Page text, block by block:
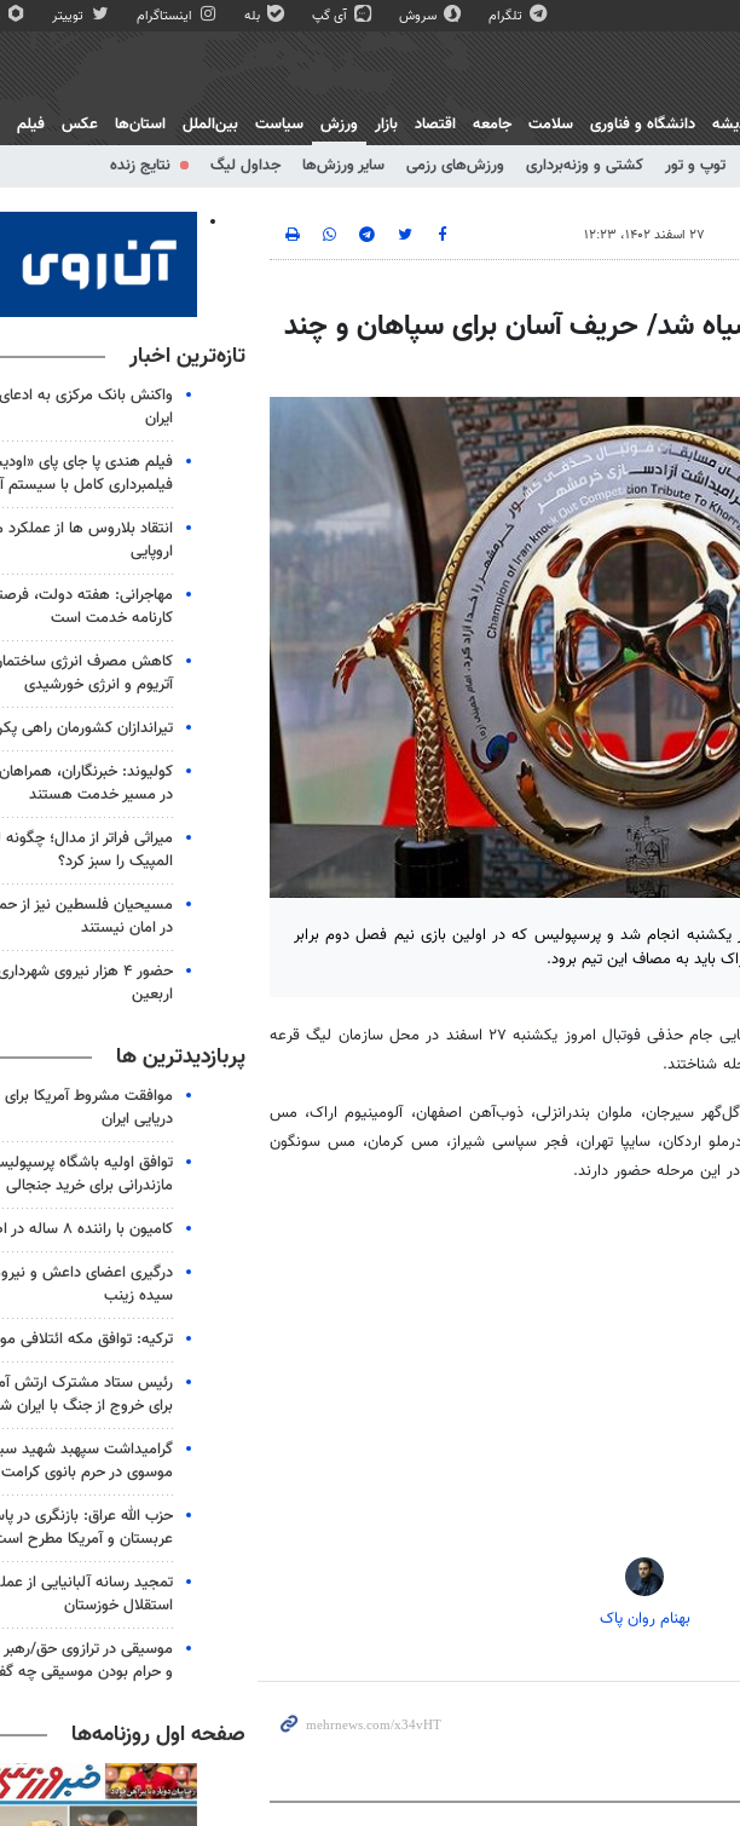
تلگرام سروش آی گپ بله اینستاگرام توییتر
دانشگاه و فناوری سلامت جامعه اقتصاد بازار
ورزش
توپ و تور کشتی و وزنه‌برداری ورزش‌های رزمی سایر ورزش‌ها جداول لیگ نتایج زنده
سیاست بین‌الملل استان‌ها عکس فیلم
۲۷ اسفند ۱۴۰۲، ۱۲:۲۳
شد/ حریف آسان برای سپاهان و چند
انجام شد و پرسپولیس که در اولین بازی نیم فصل دوم برابر
باید به مصاف این تیم برود.
، مرحله یک هشتم نهایی جام حذفی فوتبال امروز یکشنبه ۲۷ اسفند در محل سازمان لیگ قرعه
شناختند.
سیرجان، ملوان بندرانزلی، ذوب‌آهن اصفهان، آلومینیوم اراک، مس
اردکان، سایپا تهران، فجر سپاسی شیراز، مس کرمان، مس سونگون
این مرحله حضور دارند.
بهنام روان پاک
تازه‌ترین اخبار
واکنش بانک مرکزی به
ایران
فیلم هندی پا جای پای
فیلمبرداری کامل با
انتقاد بلاروس ها از
اروپایی
مهاجرانی: هفته دولت،
کارنامه خدمت است
کاهش مصرف انرژی
آتریوم و انرژی خورشیدی
تیراندازان کشورمان راهی
کولیوند: خبرنگاران،
در مسیر خدمت هستند
میراثی فراتر از مدال؛
المپیک را سبز کرد؟
مسیحیان فلسطین نیز از
در امان نیستند
حضور ۴ هزار نیروی
اربعین
پربازدیدترین ها
موافقت مشروط آمریکا
دریایی ایران
توافق اولیه باشگاه
مازندرانی برای خرید جنجالی
کامیون با راننده ۸ ساله در اصفهان توقیف شد
درگیری اعضای داعش و
سیده زینب
ترکیه: توافق مکه ائتلافی
رئیس ستاد مشترک ارتش
برای خروج از جنگ با ایران
گرامیداشت سپهبد شهید
موسوی در حرم بانوی کرامت
حزب الله عراق: بازنگری در
عربستان و آمریکا مطرح
تمجید رسانه آلبانیایی از
استقلال خوزستان
موسیقی در ترازوی حق/رهبر
و حرام بودن موسیقی چه
صفحه اول روزنامه‌ها